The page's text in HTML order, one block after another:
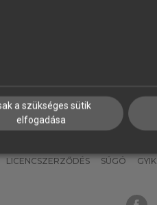
LICENCSZERZŐDÉS SÚGÓ GYIK
a szükséges sütik
elfogadása